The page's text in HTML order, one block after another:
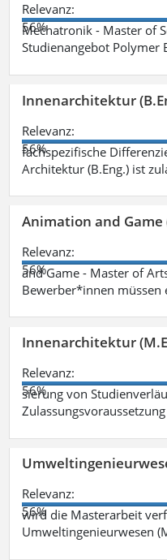
Relevanz:
56%
Mechatronik - Master of
Studienangebot Polymer
Innenarchitektur
Relevanz:
56%
fachspezifische
Architektur (B.Eng.) ist
Animation and Game
Relevanz:
56%
and Game - Master of
Bewerber*innen müssen
Innenarchitektur
Relevanz:
56%
sierung von
Relevanz:
56%
wird die Masterarbeit
Umweltingenieurwesen